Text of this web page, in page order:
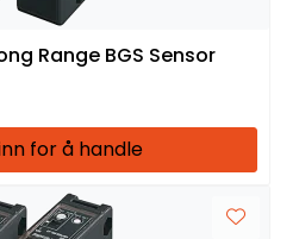
Range BGS Sensor
for å handle